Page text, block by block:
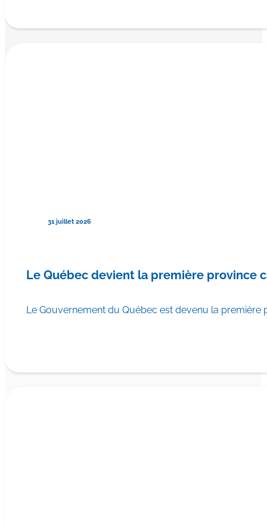
31 juillet 2026
Le Québec devient la première province
Le Gouvernement du Québec est devenu la première